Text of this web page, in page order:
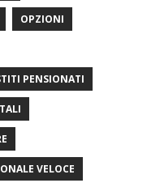
OPZIONI
PENSIONATI
VELOCE